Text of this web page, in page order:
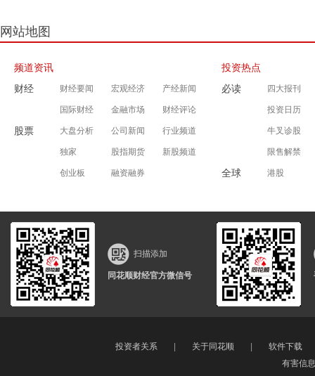
网站地图
频道资讯
财经
财经要闻 宏观经济 产经新闻
国际财经 金融市场 财经评论
股票 大盘分析 公司新闻 行业频道
独家 股指期货 新股频道
创业板 融资融券
投资热点
必读
四大报刊
投资日历
牛叉诊股
限售解禁
全球 港股
扫描添加
同花顺财经官方微信号
投资者关系 关于同花顺
软件下载
有害信